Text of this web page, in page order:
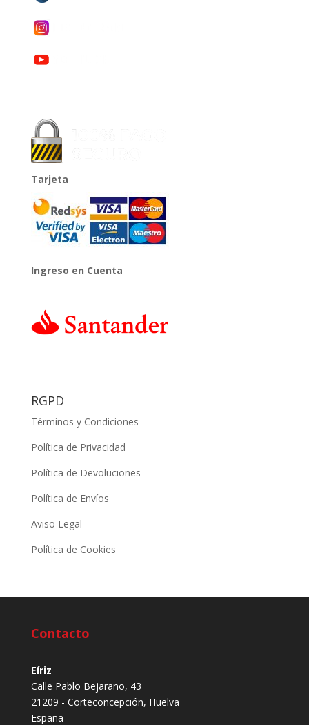
Tarjeta
Ingreso en Cuenta
RGPD
Términos y Condiciones
Política de Privacidad
Política de Devoluciones
Política de Envíos
Aviso Legal
Política de Cookies
Contacto
Eíriz
Calle Pablo Bejarano, 43
21209 - Corteconcepción, Huelva
España